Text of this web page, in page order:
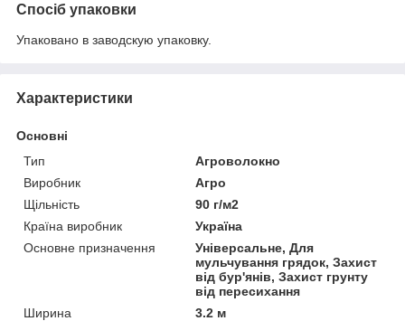
Спосіб упаковки
Упаковано в заводскую упаковку.
Характеристики
Основні
Тип
Агроволокно
Виробник
Агро
Щільність
90 г/м2
Країна виробник
Україна
Основне призначення
Універсальне, Для
мульчування грядок, Захист
від бур'янів, Захист грунту
від пересихання
Ширина
3.2 м